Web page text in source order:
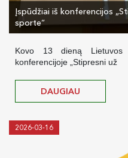
Įspūdžiai iš konferencijos
sporte“
Kovo 13 dieną Lietuvos
konferencijoje „Stipresni už
DAUGIAU
2026-03-16